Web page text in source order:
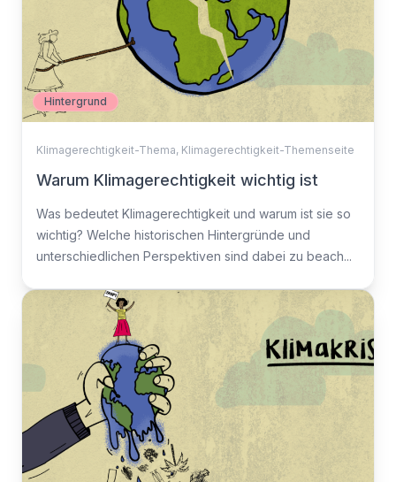
Hintergrund
Klimagerechtigkeit-Thema, Klimagerechtigkeit-Themenseite
Warum Klimagerechtigkeit wichtig ist
Was bedeutet Klimagerechtigkeit und warum ist sie so
wichtig? Welche historischen Hintergründe und
unterschiedlichen Perspektiven sind dabei zu beach...